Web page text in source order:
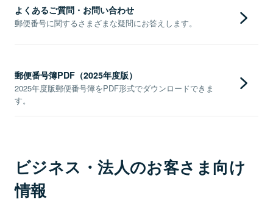
よくあるご質問・お問い合わせ
郵便番号に関するさまざまな疑問にお答えします。
郵便番号簿PDF（2025年度版）
2025年度版郵便番号簿をPDF形式でダウンロードできま
す。
ビジネス・法人のお客さま向け
情報